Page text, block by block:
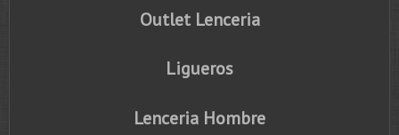
Outlet Lenceria
Ligueros
Lenceria Hombre